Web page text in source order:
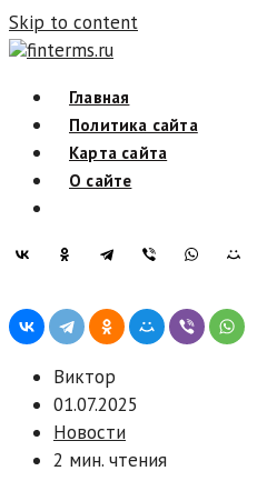
Skip to content
finterms.ru
Главная
Политика сайта
Карта сайта
О сайте
Виктор
01.07.2025
Новости
2 мин. чтения